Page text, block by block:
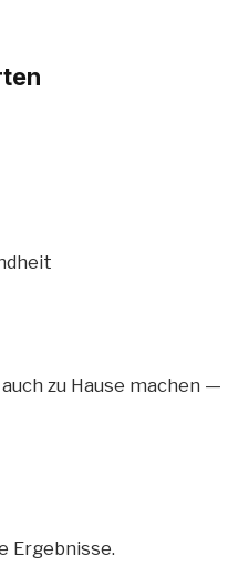
zu Hause machen —
Ergebnisse.